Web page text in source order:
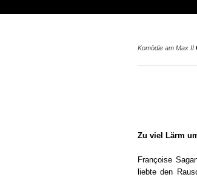
Komödie am Max II
Zu viel Lärm
Françoise
liebte den